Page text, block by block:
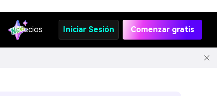
Precios Iniciar Sesión Comenzar gratis